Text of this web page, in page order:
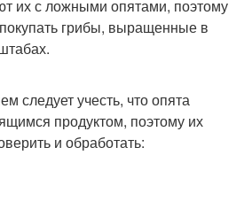
их с ложными опятами, поэтому
грибы, выращенные в
следует учесть, что опята
продуктом, поэтому их
и обработать: